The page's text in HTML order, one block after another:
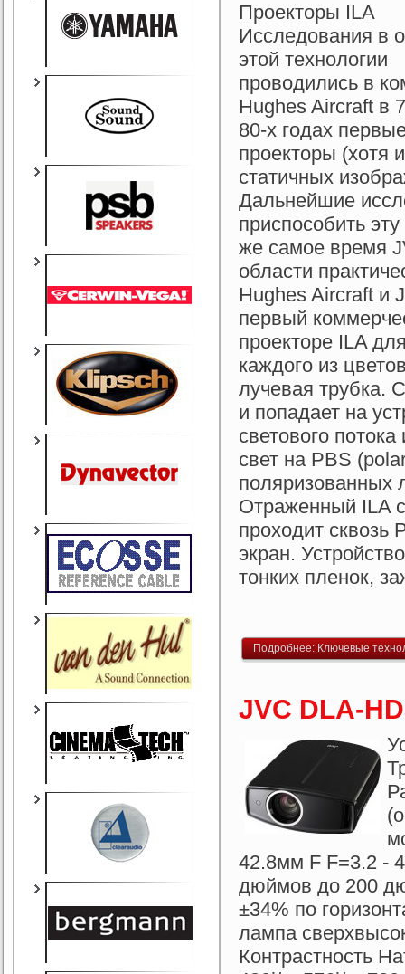
Проекторы ILA
Исследования в
этой технологии
проводились в
Hughes Aircraft в
80-х годах
проекторы (хотя
статичных
Дальнейшие
приспособить
же самое время
области
Hughes Aircraft и
первый
проекторе ILA
каждого из
лучевая трубка.
и попадает на
светового
свет на PBS
поляризованных
Отраженный ILA
проходит сквозь
экран.
тонких пленок,
Подробнее: Ключевые
JVC DLA-
42.8мм F F=3.2 -
дюймов до 200
±34% по
лампа
Контрастность